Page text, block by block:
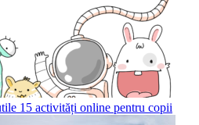
15 activități online pentru copii